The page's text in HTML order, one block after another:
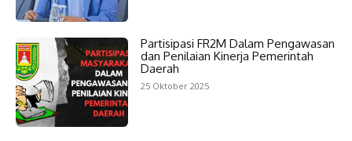
Partisipasi FR2M Dalam Pengawasan
dan Penilaian Kinerja Pemerintah
Daerah
25 Oktober 2025